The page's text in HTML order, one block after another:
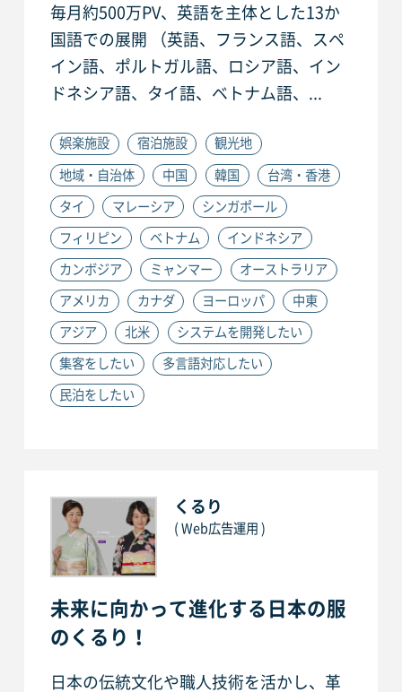
毎月約500万PV、英語を主体とした13か
国語での展開 （英語、フランス語、スペ
イン語、ポルトガル語、ロシア語、イン
ドネシア語、タイ語、ベトナム語、...
娯楽施設 宿泊施設 観光地
地域・自治体 中国 韓国 台湾・香港
タイ マレーシア シンガポール
フィリピン ベトナム インドネシア
カンボジア ミャンマー オーストラリア
アメリカ カナダ ヨーロッパ 中東
アジア 北米 システムを開発したい
集客をしたい 多言語対応したい
民泊をしたい
くるり
( Web広告運用 )
未来に向かって進化する日本の服
のくるり！
日本の伝統文化や職人技術を活かし、革